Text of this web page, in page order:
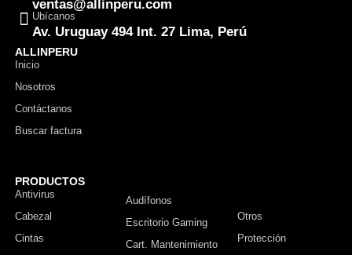
ventas@allinperu.com
Ubícanos
Av. Uruguay 494 Int. 27 Lima, Perú
ALLINPERU
Inicio
Nosotros
Contáctanos
Buscar factura
PRODUCTOS
Antivirus
Cabezal
Cintas
Audífonos
Escritorio Gaming
Cart. Mantenimiento
Otros
Protección